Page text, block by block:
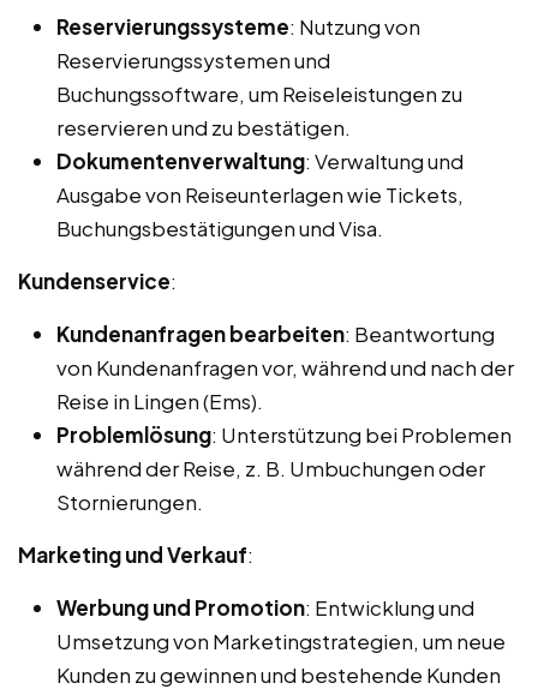
Reservierungssysteme: Nutzung von
Reservierungssystemen und
Buchungssoftware, um Reiseleistungen zu
reservieren und zu bestätigen.
Dokumentenverwaltung: Verwaltung und
Ausgabe von Reiseunterlagen wie Tickets,
Buchungsbestätigungen und Visa.
Kundenservice:
Kundenanfragen bearbeiten: Beantwortung
von Kundenanfragen vor, während und nach der
Reise in Lingen (Ems).
Problemlösung: Unterstützung bei Problemen
während der Reise, z. B. Umbuchungen oder
Stornierungen.
Marketing und Verkauf:
Werbung und Promotion: Entwicklung und
Umsetzung von Marketingstrategien, um neue
Kunden zu gewinnen und bestehende Kunden